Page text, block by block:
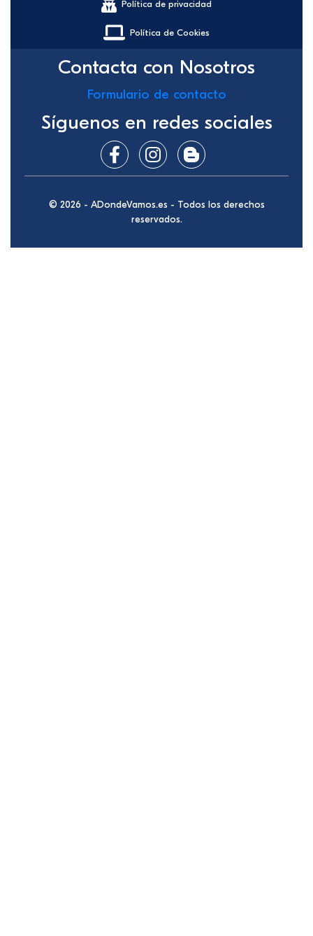
Política de privacidad
Política de Cookies
Contacta con Nosotros
Formulario de contacto
Síguenos en redes sociales
© 2026 - ADondeVamos.es - Todos los derechos
reservados.